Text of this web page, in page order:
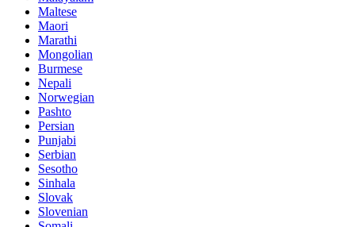
Maltese
Maori
Marathi
Mongolian
Burmese
Nepali
Norwegian
Pashto
Persian
Punjabi
Serbian
Sesotho
Sinhala
Slovak
Slovenian